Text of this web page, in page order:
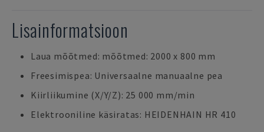
Lisainformatsioon
Laua mõõtmed: mõõtmed: 2000 x 800 mm
Freesimispea: Universaalne manuaalne pea
Kiirliikumine (X/Y/Z): 25 000 mm/min
Elektrooniline käsiratas: HEIDENHAIN HR 410